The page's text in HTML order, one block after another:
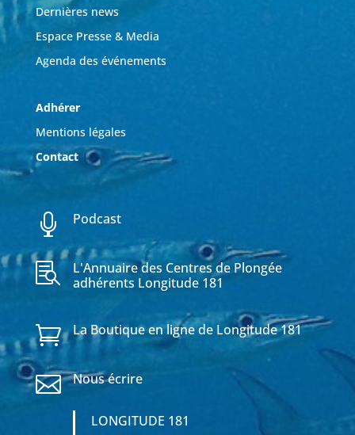
Dernières news
Espace Presse & Media
Agenda des événements
Adhérer
Mentions légales
Contact
 Podcast

L'Annuaire des Centres de Plongée
adhérents Longitude 181
 La Boutique en ligne de Longitude 181
 Nous écrire
LONGITUDE 181